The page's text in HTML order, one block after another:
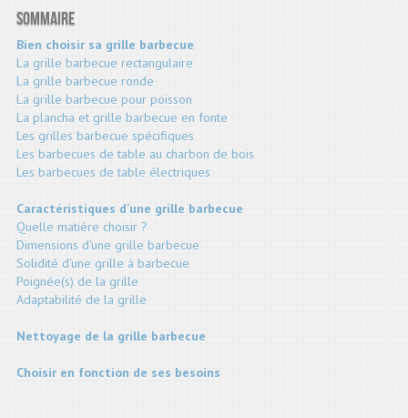
Sommaire
Bien choisir sa grille barbecue
La grille barbecue rectangulaire
La grille barbecue ronde
La grille barbecue pour poisson
La plancha et grille barbecue en fonte
Les grilles barbecue spécifiques
Les barbecues de table au charbon de bois
Les barbecues de table électriques
Caractéristiques d'une grille barbecue
Quelle matière choisir ?
Dimensions d'une grille barbecue
Solidité d'une grille à barbecue
Poignée(s) de la grille
Adaptabilité de la grille
Nettoyage de la grille barbecue
Choisir en fonction de ses besoins